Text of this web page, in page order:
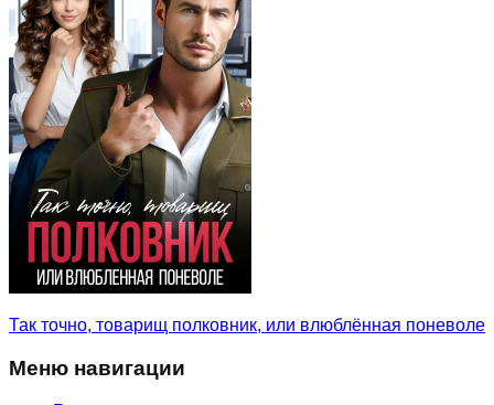
Так точно, товарищ полковник, или влюблённая поневоле
Меню навигации